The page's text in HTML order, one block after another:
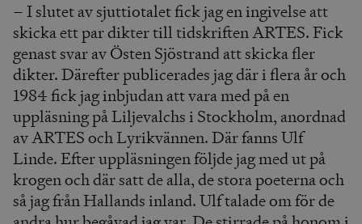
– I slutet av sjuttiotalet fick jag en ingivelse att
skicka ett par dikter till tidskriften ARTES. Fick
genast svar av Östen Sjöstrand att skicka fler
dikter. Därefter publicerades jag där i flera år och
1984 fick jag inbjudan att vara med på en
uppläsning på Liljevalchs i Stockholm, anordnad
av ARTES och Lyrikvännen. Där fanns Ulf
Linde. Efter uppläsningen följde jag med ut på
krogen och där satt de alla, de stora poeterna och
så jag från Hallands inland. Ulf talade om för de